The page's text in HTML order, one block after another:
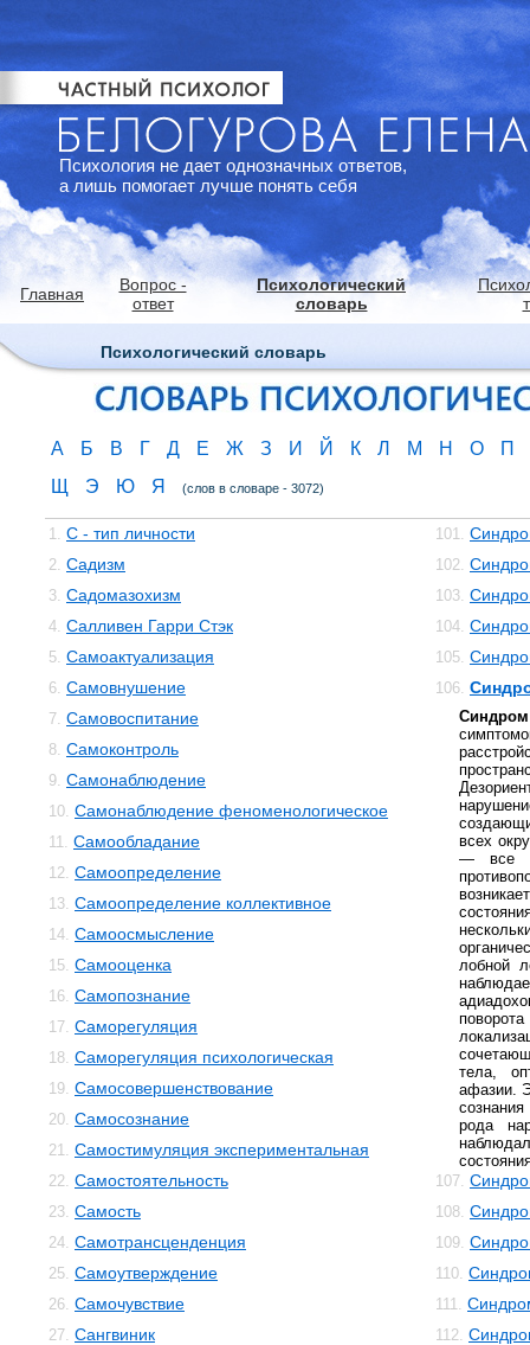
Психология не дает однозначных ответов,
а лишь помогает лучше понять себя
Главная
Вопрос -
ответ
Психологический
словарь
Психологический словарь
А Б В Г Д Е Ж З И Й К Л М Н О
П
Щ
Э Ю Я (слов в словаре - 3072)
1. С - тип личности
2. Садизм
3. Садомазохизм
4. Салливен Гарри Стэк
5. Самоактуализация
6. Самовнушение
7. Самовоспитание
8. Самоконтроль
9. Самонаблюдение
10. Самонаблюдение феноменологическое
11. Самообладание
12. Самоопределение
13. Самоопределение коллективное
14. Самоосмысление
15. Самооценка
16. Самопознание
17. Саморегуляция
18. Саморегуляция психологическая
19. Самосовершенствование
20. Самосознание
21. Самостимуляция экспериментальная
22. Самостоятельность
23. Самость
24. Самотрансценденция
25. Самоутверждение
26. Самочувствие
27. Сангвиник
101.
102.
103.
104.
105.
106.
всех
— все
лобной
тела,
афазии.
рода
107.
108.
109.
110.
111.
112.